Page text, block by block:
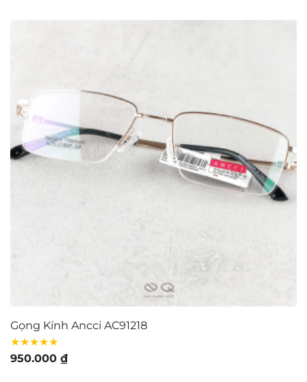
Gọng Kính Ancci AC91218
★★★★★
950.000 ₫